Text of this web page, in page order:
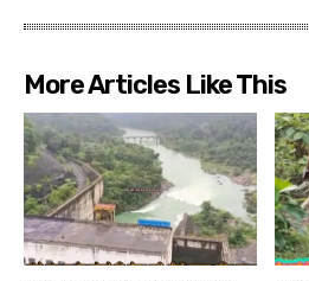
More Articles Like This